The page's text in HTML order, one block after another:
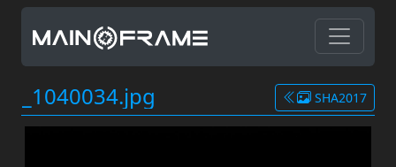
_1040034.jpg SHA2017